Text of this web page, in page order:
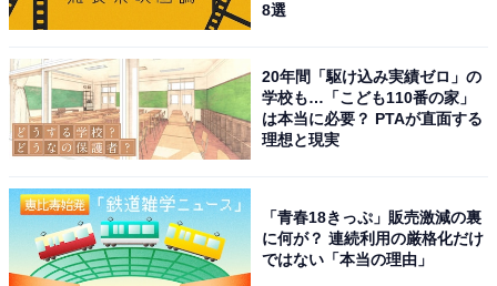
8選
20年間「駆け込み実績ゼロ」の
学校も…「こども110番の家」
は本当に必要？ PTAが直面する
理想と現実
「青春18きっぷ」販売激減の裏
に何が？ 連続利用の厳格化だけ
ではない「本当の理由」